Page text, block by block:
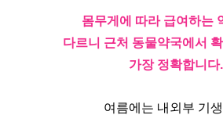
몸무게에 따라 급여하는
다르니 근처 동물약국에서
가장 정확합니다.
여름에는 내외부 기